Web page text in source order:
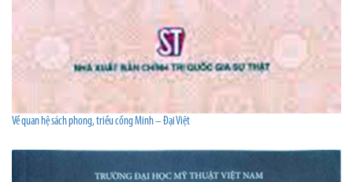
Về quan hệ sách phong, triều cống Minh – Đại Việt